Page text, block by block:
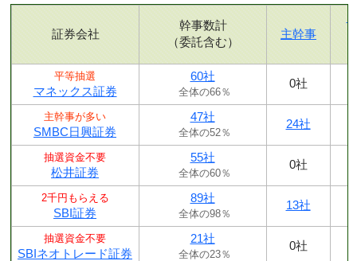
証券会社
幹事数計
（委託含む）
主幹事
平等抽選
マネックス証券
60社
全体の66％
0社
主幹事が多い
SMBC日興証券
47社
全体の52％
24社
抽選資金不要
松井証券
55社
全体の60％
0社
2千円もらえる
SBI証券
89社
全体の98％
13社
抽選資金不要
SBIネオトレード証券
21社
全体の23％
0社